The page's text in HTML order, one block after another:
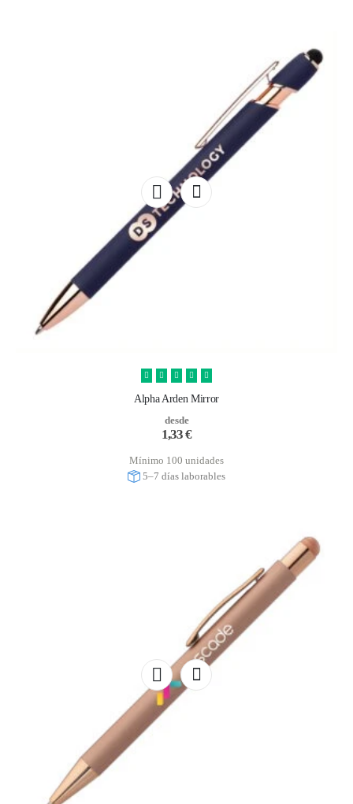
Alpha Arden Mirror
desde
1,33€
Mínimo 100 unidades
5–7 días laborables